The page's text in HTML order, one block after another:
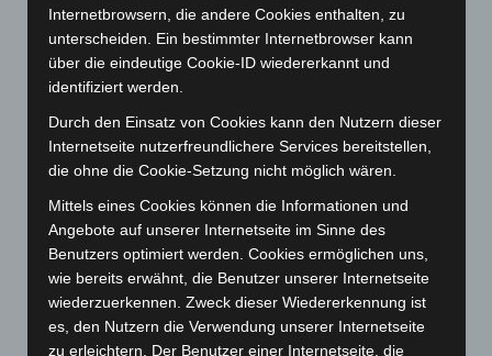
September 2023(133)
August 2023(134)
Juli 2023(118)
Juni 2023 (142)
Mai 2023(139)
April 2023 (155)
März 2023(174)
Februar 2023
(154)
Januar 2023 (140)
Dezember 2022(130)
November 2022 (167)
Internetbrowsern, die andere Cookies enthalten, zu
unterscheiden. Ein bestimmter Internetbrowser kann
über die eindeutige Cookie-ID wiedererkannt und
identifiziert werden.
Durch den Einsatz von Cookies kann den Nutzern dieser
Internetseite nutzerfreundlichere Services bereitstellen,
die ohne die Cookie-Setzung nicht möglich wären.
Mittels eines Cookies können die Informationen und
Angebote auf unserer Internetseite im Sinne des
Benutzers optimiert werden. Cookies ermöglichen uns,
wie bereits erwähnt, die Benutzer unserer Internetseite
wiederzuerkennen. Zweck dieser Wiedererkennung ist
es, den Nutzern die Verwendung unserer Internetseite
zu erleichtern. Der Benutzer einer Internetseite, die